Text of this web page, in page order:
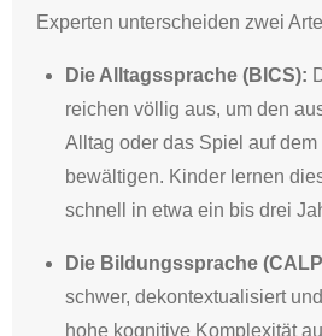
Experten unterscheiden zwei
Die Alltagssprache (BICS):
reichen völlig aus, um den
Alltag oder das Spiel auf
bewältigen. Kinder lernen
schnell in etwa ein bis drei
Die Bildungssprache
schwer, dekontextualisiert
hohe kognitive Komplexität